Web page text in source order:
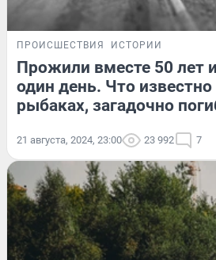
ПРОИСШЕСТВИЯ ИСТОРИИ
Прожили вместе 50 лет
один день. Что известно
рыбаках, загадочно
21 августа, 2024, 23:00 23 992 7